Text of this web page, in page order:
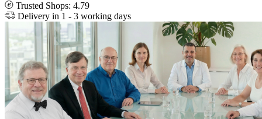
Trusted Shops: 4.79
Delivery in 1 - 3 working days